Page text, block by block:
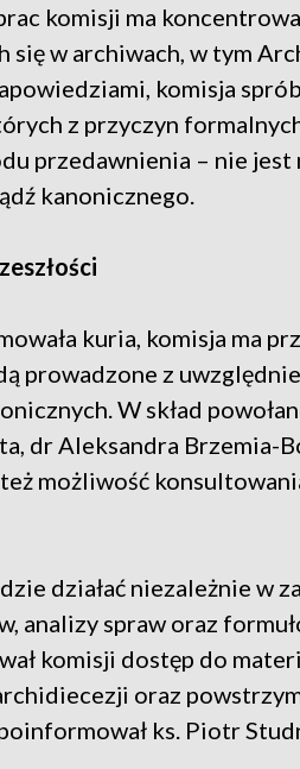
komisji ma
się w archiwach, w tym
komisja
z przyczyn
przedawnienia – nie
kanonicznego.
kuria, komisja ma
prowadzone z
W skład
dr Aleksandra Brzemia-
możliwość
działać niezależnie
analizy spraw oraz
komisji dostęp do
oraz
ks. Piotr